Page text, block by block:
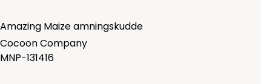
Amazing Maize amningskudde
Cocoon Company
MNP-131416